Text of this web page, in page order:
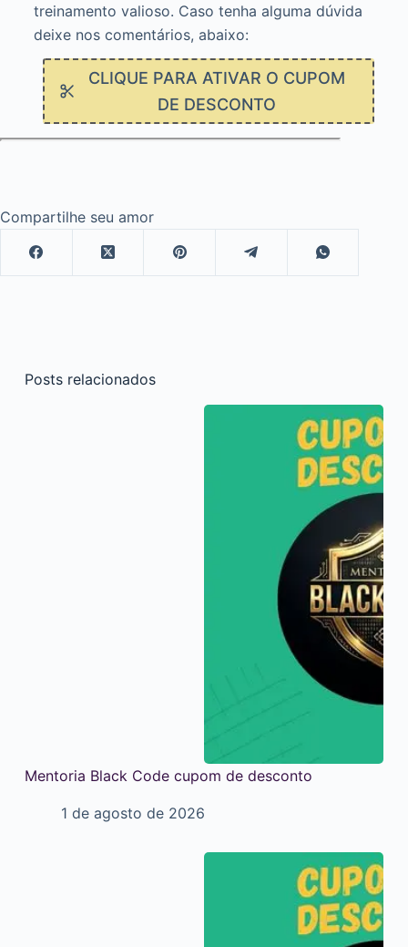
treinamento valioso. Caso tenha alguma dúvida
deixe nos comentários, abaixo:
CLIQUE PARA ATIVAR O CUPOM
DE DESCONTO
Compartilhe seu amor
Posts relacionados
Mentoria Black Code cupom de desconto
1 de agosto de 2026